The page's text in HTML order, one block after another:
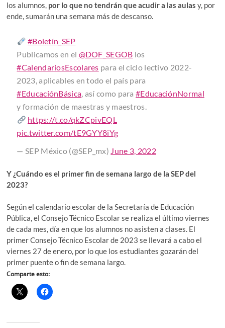
los alumnos, por lo que no tendrán que acudir a las aulas y, por
ende, sumarán una semana más de descanso.
#Boletín_SEP
Publicamos en el @DOF_SEGOB los
#CalendariosEscolares para el ciclo lectivo 2022-
2023, aplicables en todo el país para
#EducaciónBásica, así como para#EducaciónNormal
y formación de maestras y maestros.
https://t.co/qkZCpivEQL
pic.twitter.com/tE9GYY8iYg
— SEP México (@SEP_mx) June 3, 2022
Y ¿Cuándo es el primer fin de semana largo de la SEP del
2023?
Según el calendario escolar de la Secretaría de Educación
Pública, el Consejo Técnico Escolar se realiza el último viernes
de cada mes, día en que los alumnos no asisten a clases. El
primer Consejo Técnico Escolar de 2023 se llevará a cabo el
viernes 27 de enero, por lo que los estudiantes gozarán del
primer puente o fin de semana largo.
Comparte esto: